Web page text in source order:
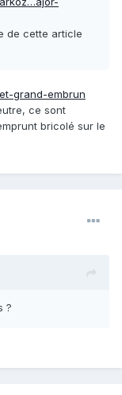
de cette article
grand-embrun
ce sont
bricolé sur le
?